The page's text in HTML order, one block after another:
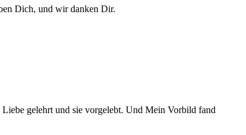
Dich, und wir danken Dir.
Liebe gelehrt und sie vorgelebt. Und Mein Vorbild fand